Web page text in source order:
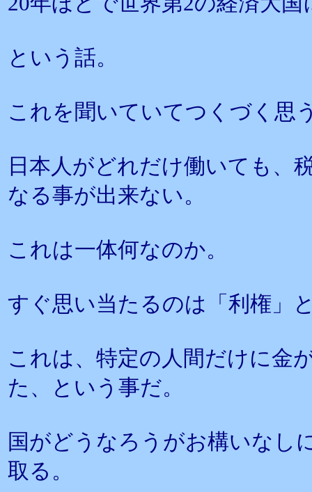
という話。
これを聞いていてつくづく思
日本人がどれだけ働いても、
なる事が出来ない。
これは一体何なのか。
すぐ思い当たるのは「利権」
これは、特定の人間だけに金
た、という事だ。
国がどうなろうがお構いなし
取る。